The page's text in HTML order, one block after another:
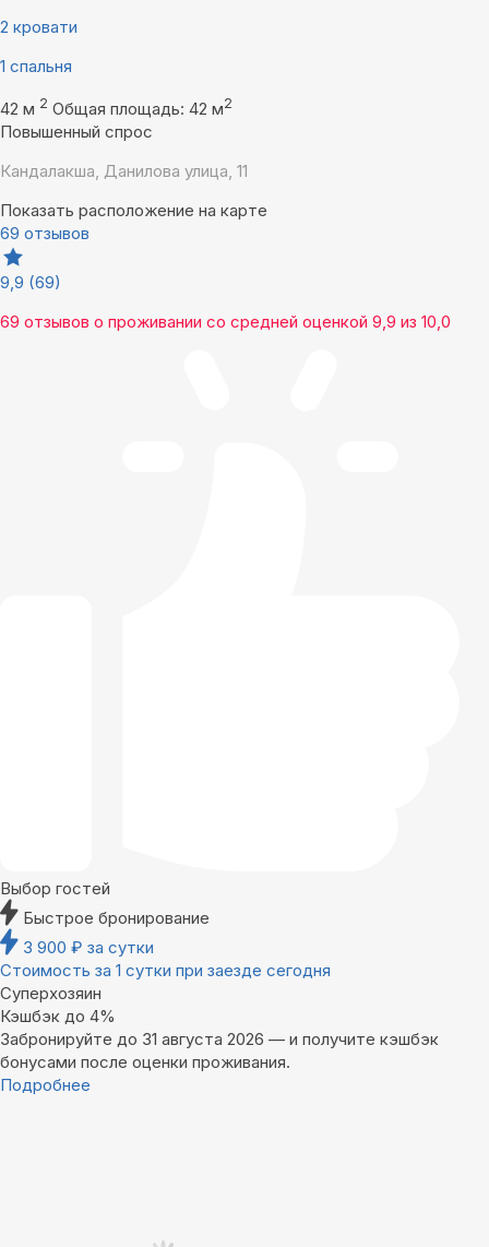
2 кровати
1 спальня
42 м 2 Общая площадь: 42 м2
Повышенный спрос
Кандалакша, Данилова улица, 11
Показать расположение на карте
69 отзывов
9,9 (69)
69 отзывов о проживании со средней оценкой 9,9 из 10,0
Выбор гостей
Быстрое бронирование
3 900 ₽ за сутки
Стоимость за 1 сутки при заезде сегодня
Суперхозяин
Кэшбэк до 4%
Забронируйте до 31 августа 2026 — и получите кэшбэк
бонусами после оценки проживания.
Подробнее